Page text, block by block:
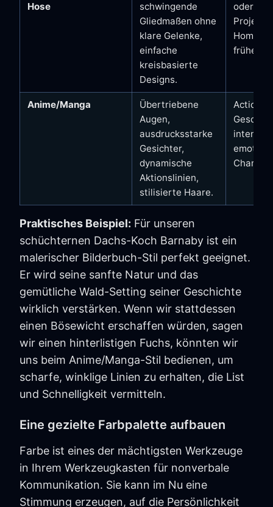
Hose
schwingende
Gliedmaßen ohne
klare Gelenke,
einfache
kreisbasierte
Designs.
oder
Projekte
frühe
Anime/Manga
Übertriebene
Augen,
ausdrucksstarke
Gesichter,
dynamische
Aktionslinien,
stilisierte Haare.
Action,
Praktisches Beispiel: Für unseren
schüchternen Dachs-Koch Barnaby ist ein
malerischer Bilderbuch-Stil perfekt geeignet.
Er wird seine sanfte Natur und das
gemütliche Wald-Setting seiner Geschichte
wirklich verstärken. Wenn wir stattdessen
einen Bösewicht erschaffen würden, sagen
wir einen hinterlistigen Fuchs, könnten wir
uns beim Anime/Manga-Stil bedienen, um
scharfe, winklige Linien zu erhalten, die List
und Schnelligkeit vermitteln.
Eine gezielte Farbpalette aufbauen
Farbe ist eines der mächtigsten Werkzeuge
in Ihrem Werkzeugkasten für nonverbale
Kommunikation. Sie kann im Nu eine
Stimmung erzeugen, auf die Persönlichkeit